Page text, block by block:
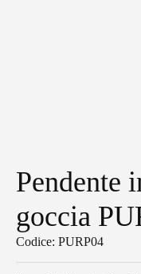
Pendente
goccia
Codice: PURP04